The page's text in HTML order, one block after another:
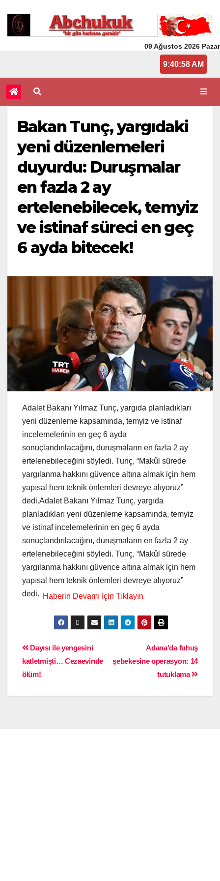
09 Ağustos 2026 Pazar
9:40:58 AM
Bakan Tunç, yargıdaki
yeni düzenlemeleri
duyurdu: Duruşmalar
en fazla 2 ay
ertelenebilecek, temyiz
ve istinaf süreci en geç
6 ayda bitecek!
Adalet Bakanı Yılmaz Tunç, yargıda planladıkları
yeni düzenleme kapsamında, temyiz ve istinaf
incelemelerinin en geç 6 ayda
sonuçlandırılacağını, duruşmaların en fazla 2 ay
ertelenebileceğini söyledi. Tunç, “Makûl sürede
yargılanma hakkını güvence altına almak için hem
yapısal hem teknik önlemleri devreye alıyoruz”
dedi.Adalet Bakanı Yılmaz Tunç, yargıda
planladıkları yeni düzenleme kapsamında, temyiz
ve istinaf incelemelerinin en geç 6 ayda
sonuçlandırılacağını, duruşmaların en fazla 2 ay
ertelenebileceğini söyledi. Tunç, “Makûl sürede
yargılanma hakkını güvence altına almak için hem
yapısal hem teknik önlemleri devreye alıyoruz”
dedi.
Adana’da fuhuş
şebekesine operasyon: 14
tutuklama
Dayısı ile yengesini
katletmişti… Cezaevinde
ölüm!